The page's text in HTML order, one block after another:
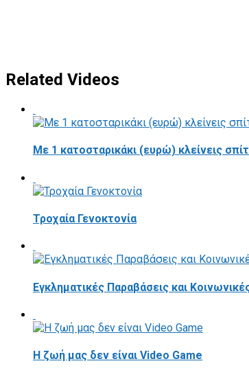
Related Videos
Με 1 κατοσταρικάκι (ευρώ) κλείνεις
Τροχαία Γενοκτονία
Εγκληματικές Παραβάσεις και
Η ζωή μας δεν είναι Video Game